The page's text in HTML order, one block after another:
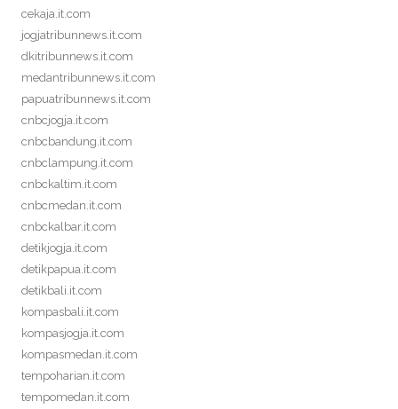
cekaja.it.com
jogjatribunnews.it.com
dkitribunnews.it.com
medantribunnews.it.com
papuatribunnews.it.com
cnbcjogja.it.com
cnbcbandung.it.com
cnbclampung.it.com
cnbckaltim.it.com
cnbcmedan.it.com
cnbckalbar.it.com
detikjogja.it.com
detikpapua.it.com
detikbali.it.com
kompasbali.it.com
kompasjogja.it.com
kompasmedan.it.com
tempoharian.it.com
tempomedan.it.com